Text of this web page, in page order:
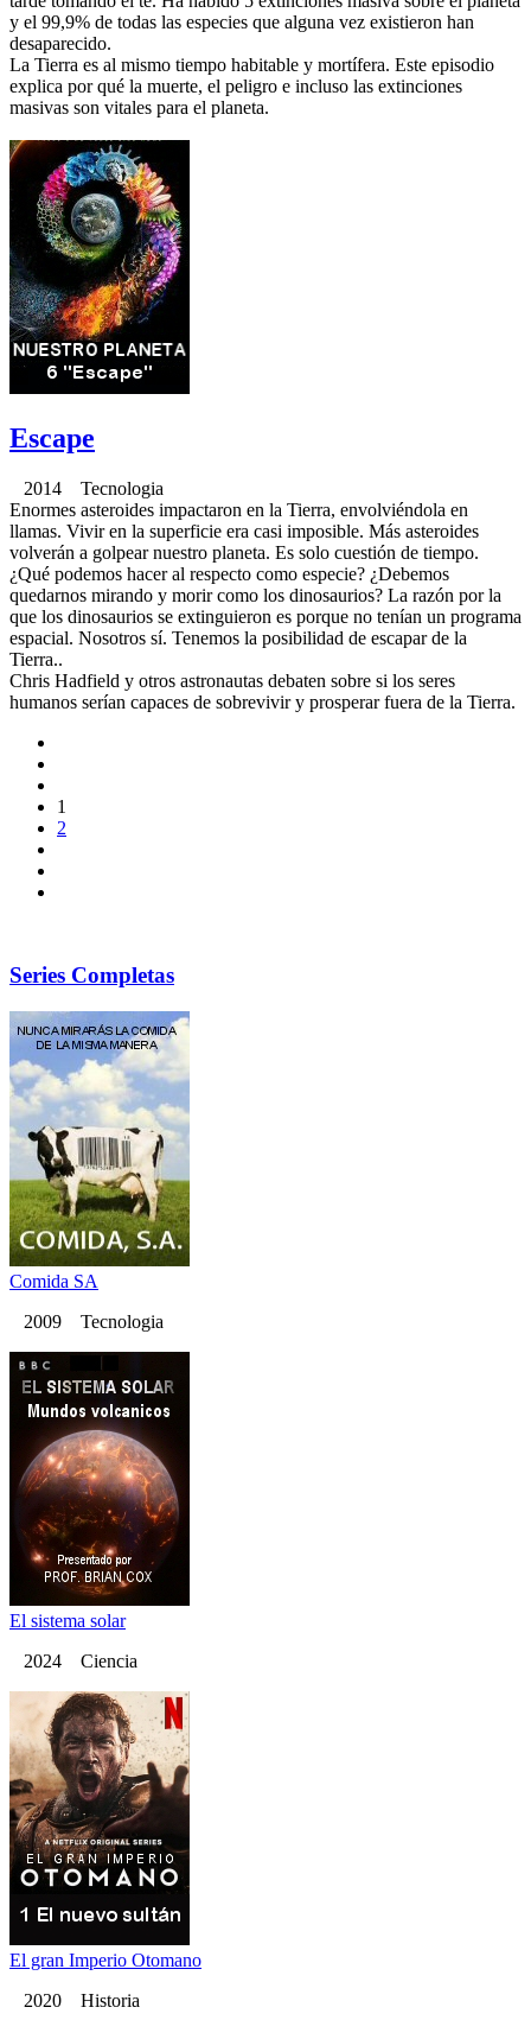
y el 99,9% de todas las especies que alguna vez existieron han
desaparecido.
La Tierra es al mismo tiempo habitable y mortífera. Este episodio
explica por qué la muerte, el peligro e incluso las extinciones
masivas son vitales para el planeta.
Escape
2014 Tecnologia
Enormes asteroides impactaron en la Tierra, envolviéndola en
llamas. Vivir en la superficie era casi imposible. Más asteroides
volverán a golpear nuestro planeta. Es solo cuestión de tiempo.
¿Qué podemos hacer al respecto como especie? ¿Debemos
quedarnos mirando y morir como los dinosaurios? La razón por la
que los dinosaurios se extinguieron es porque no tenían un programa
espacial. Nosotros sí. Tenemos la posibilidad de escapar de la
Tierra..
Chris Hadfield y otros astronautas debaten sobre si los seres
humanos serían capaces de sobrevivir y prosperar fuera de la Tierra.
1
2
Series Completas
Comida SA
2009 Tecnologia
El sistema solar
2024 Ciencia
El gran Imperio Otomano
2020 Historia